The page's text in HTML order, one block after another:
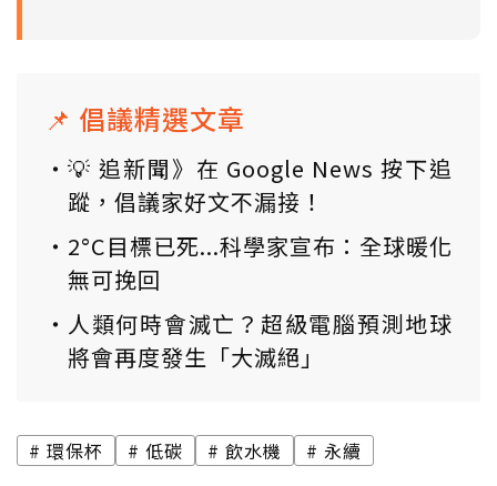
📌 倡議精選文章
💡 追新聞》在 Google News 按下追
蹤，倡議家好文不漏接！
2°C目標已死...科學家宣布：全球暖化
無可挽回
人類何時會滅亡？超級電腦預測地球
將會再度發生「大滅絕」
環保杯 低碳 飲水機 永續